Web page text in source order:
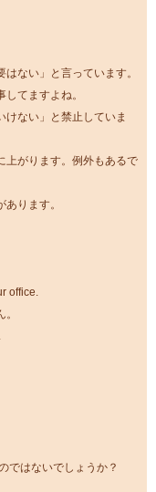
ない」と言っています。
てますよね。
けない」と禁止していま
上がります。例外もあるで
ります。
office.
ではないでしょうか？